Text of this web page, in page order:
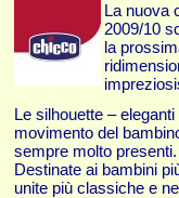
La nuova
2009/10
la
Le silhouette –
movimento del
sempre molto presenti.
Destinate ai bambini
unite più classiche e